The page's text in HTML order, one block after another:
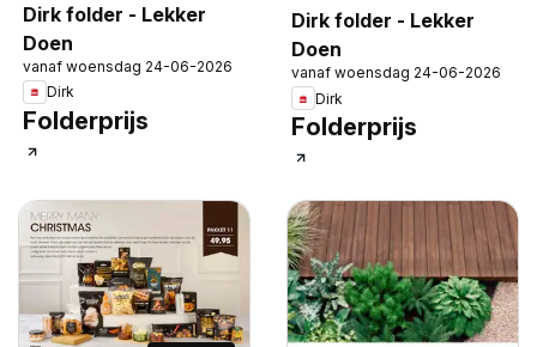
Dirk folder - Lekker
Doen
vanaf woensdag 24-06-2026
Dirk
Folderprijs
Dirk folder - Lekker
Doen
vanaf woensdag 24-06-2026
Dirk
Folderprijs